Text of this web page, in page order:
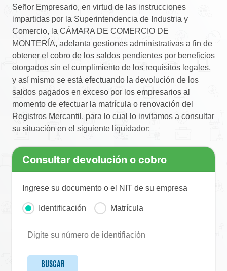
Señor Empresario, en virtud de las instrucciones
impartidas por la Superintendencia de Industria y
Comercio, la CÁMARA DE COMERCIO DE
MONTERÍA, adelanta gestiones administrativas a fin de
obtener el cobro de los saldos pendientes por beneficios
otorgados sin el cumplimiento de los requisitos legales,
y así mismo se está efectuando la devolución de los
saldos pagados en exceso por los empresarios al
momento de efectuar la matrícula o renovación del
Registros Mercantil, para lo cual lo invitamos a consultar
su situación en el siguiente liquidador:
Consultar devolución o cobro
Ingrese su documento o el NIT de su empresa
Identificación Matrícula
BUSCAR